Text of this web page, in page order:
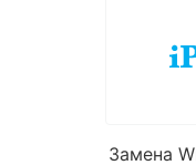
Замена